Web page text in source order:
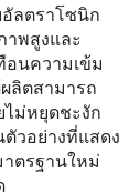
ลตราโซนิก
พสูงและ
อนความเข้ม
ลิตสามารถ
ม่หยุดชะงัก
ตัวอย่างที่แสดง
ตรฐานใหม่